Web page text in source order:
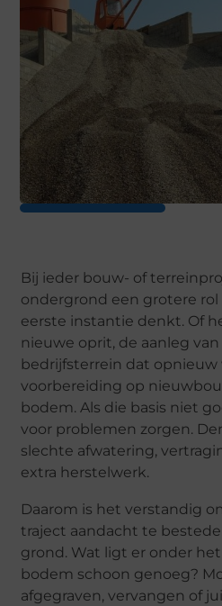
Bij ieder bouw- of
ondergrond een grotere rol
eerste instantie denkt. Of
nieuwe oprit, de aanleg
bedrijfsterrein dat
voorbereiding op
bodem. Als die basis niet
voor problemen zorgen.
slechte afwatering,
extra herstelwerk.
Daarom is het verstandig
traject aandacht te
grond. Wat ligt er onder
bodem schoon genoeg?
afgegraven, vervangen of